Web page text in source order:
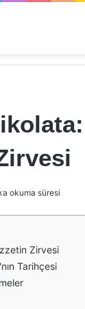
okuma süresi
Zirvesi
Tarihçesi